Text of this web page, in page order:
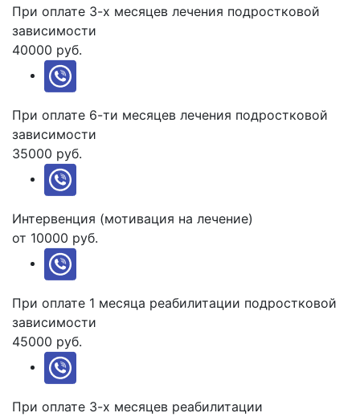
При оплате 3-х месяцев лечения подростковой
зависимости
40000 руб.
При оплате 6-ти месяцев лечения подростковой
зависимости
35000 руб.
Интервенция (мотивация на лечение)
от 10000 руб.
При оплате 1 месяца реабилитации подростковой
зависимости
45000 руб.
При оплате 3-х месяцев реабилитации